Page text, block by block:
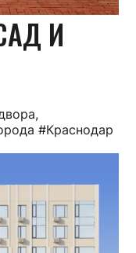
И
#Краснодар